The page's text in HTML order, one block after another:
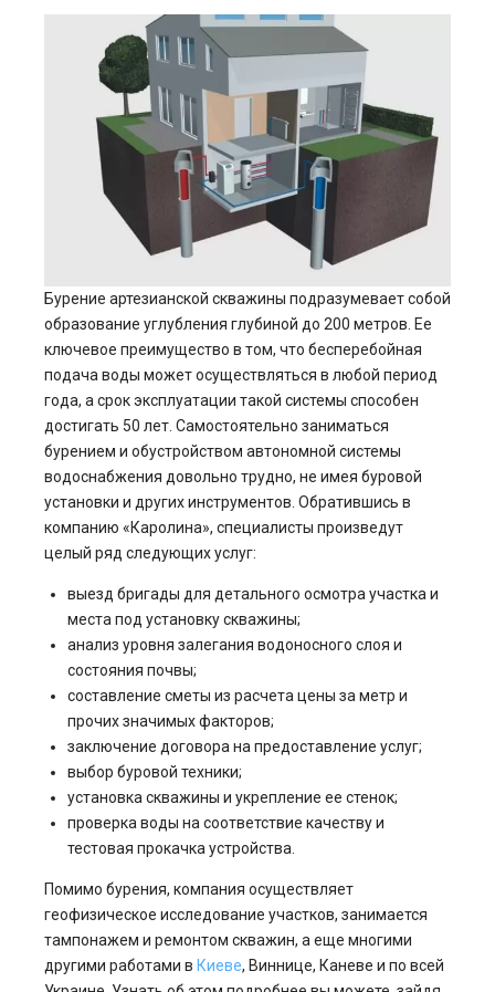
Бурение артезианской скважины подразумевает собой
образование углубления глубиной до 200 метров. Ее
ключевое преимущество в том, что бесперебойная
подача воды может осуществляться в любой период
года, а срок эксплуатации такой системы способен
достигать 50 лет. Самостоятельно заниматься
бурением и обустройством автономной системы
водоснабжения довольно трудно, не имея буровой
установки и других инструментов. Обратившись в
компанию «Каролина», специалисты произведут
целый ряд следующих услуг:
выезд бригады для детального осмотра участка и
места под установку скважины;
анализ уровня залегания водоносного слоя и
состояния почвы;
составление сметы из расчета цены за метр и
прочих значимых факторов;
заключение договора на предоставление услуг;
выбор буровой техники;
установка скважины и укрепление ее стенок;
проверка воды на соответствие качеству и
тестовая прокачка устройства.
Помимо бурения, компания осуществляет
геофизическое исследование участков, занимается
тампонажем и ремонтом скважин, а еще многими
другими работами в Киеве, Виннице, Каневе и по всей